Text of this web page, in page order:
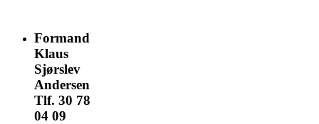
Formand
Klaus
Sjørslev
Andersen
Tlf. 30 78
04 09